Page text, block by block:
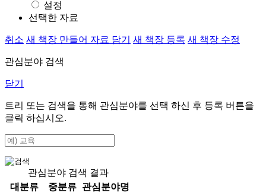
설정
선택한 자료
취소 새 책장 만들어 자료 담기 새 책장 등록 새 책장 수정
관심분야 검색
닫기
트리 또는 검색을 통해 관심분야를 선택 하신 후 등록 버튼을
클릭 하십시오.
관심분야 검색 결과
대분류
중분류
관심분야명